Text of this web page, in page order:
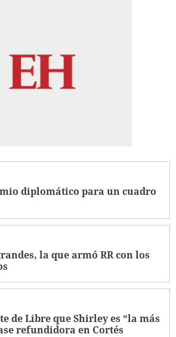
diplomático para un cuadro
la que armó RR con los
de Libre que Shirley es “la más
refundidora en Cortés